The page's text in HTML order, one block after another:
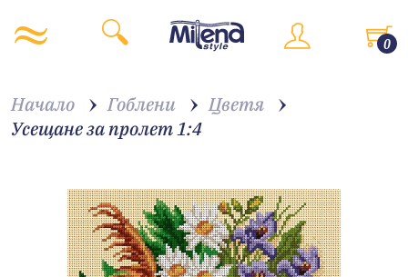
0
Начало Гоблени
Цветя
Усещане за пролет 1:4